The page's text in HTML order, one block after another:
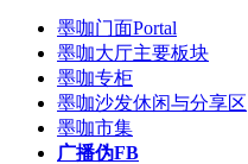
墨咖门面Portal
墨咖大厅主要板块
墨咖专柜
墨咖沙发休闲与分享区
墨咖市集
广播伪FB